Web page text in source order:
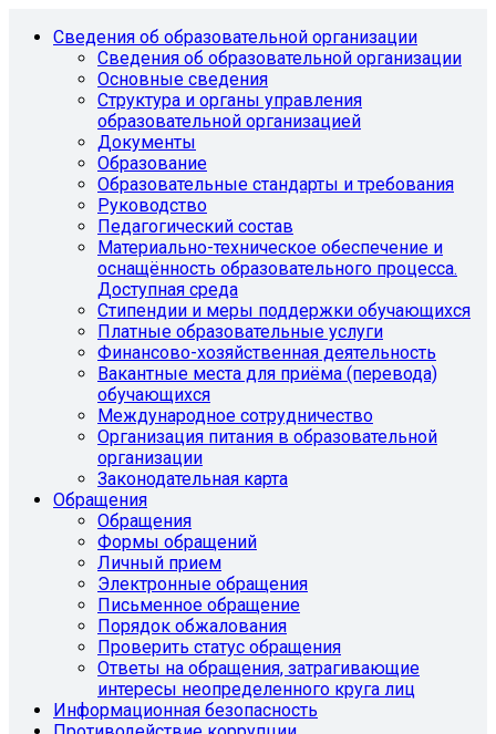
Сведения об образовательной организации
Сведения об образовательной организации
Основные сведения
Структура и органы управления
образовательной организацией
Документы
Образование
Образовательные стандарты и требования
Руководство
Педагогический состав
Материально-техническое обеспечение и
оснащённость образовательного процесса.
Доступная среда
Стипендии и меры поддержки обучающихся
Платные образовательные услуги
Финансово-хозяйственная деятельность
Вакантные места для приёма (перевода)
обучающихся
Международное сотрудничество
Организация питания в образовательной
организации
Законодательная карта
Обращения
Обращения
Формы обращений
Личный прием
Электронные обращения
Письменное обращение
Порядок обжалования
Проверить статус обращения
Ответы на обращения, затрагивающие
интересы неопределенного круга лиц
Информационная безопасность